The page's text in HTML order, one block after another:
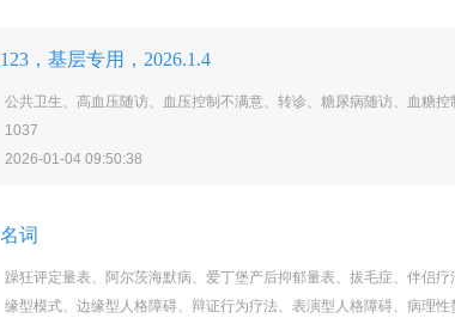
，基层专用，2026.1.4
公共卫生、高血压随访、血压控制不满意、转诊、糖尿病随访、血糖
1037
2026-01-04 09:50:38
词
躁狂评定量表、阿尔茨海默病、爱丁堡产后抑郁量表、拔毛症、伴侣
缘型模式、边缘型人格障碍、辩证行为疗法、表演型人格障碍、病理性